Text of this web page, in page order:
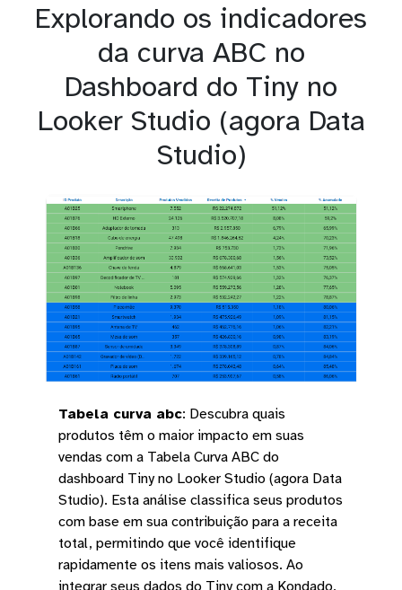
Explorando os indicadores
da curva ABC no
Dashboard do Tiny no
Looker Studio (agora Data
Studio)
Tabela curva abc: Descubra quais
produtos têm o maior impacto em suas
vendas com a Tabela Curva ABC do
dashboard Tiny no Looker Studio (agora Data
Studio). Esta análise classifica seus produtos
com base em sua contribuição para a receita
total, permitindo que você identifique
rapidamente os itens mais valiosos. Ao